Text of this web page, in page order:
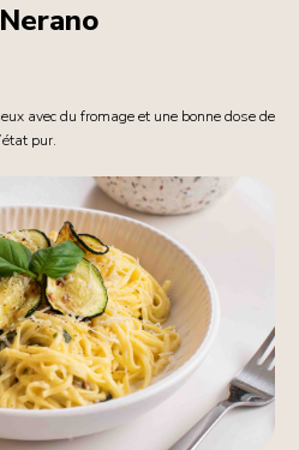
avec du fromage et une bonne dose de
pur.